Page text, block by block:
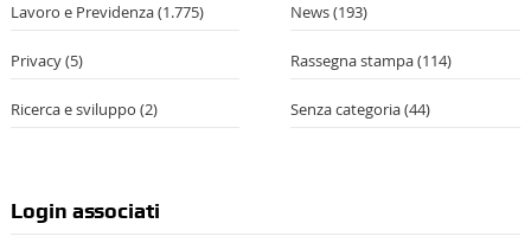
Lavoro e Previdenza(1.775) News(193)
Privacy(5) Rassegna stampa(114)
Ricerca e sviluppo (2) Senza categoria(44)
Login associati